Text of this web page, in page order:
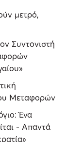
μετρό,
Συντονιστή
Μεταφορών
Ένα
- Απαντά